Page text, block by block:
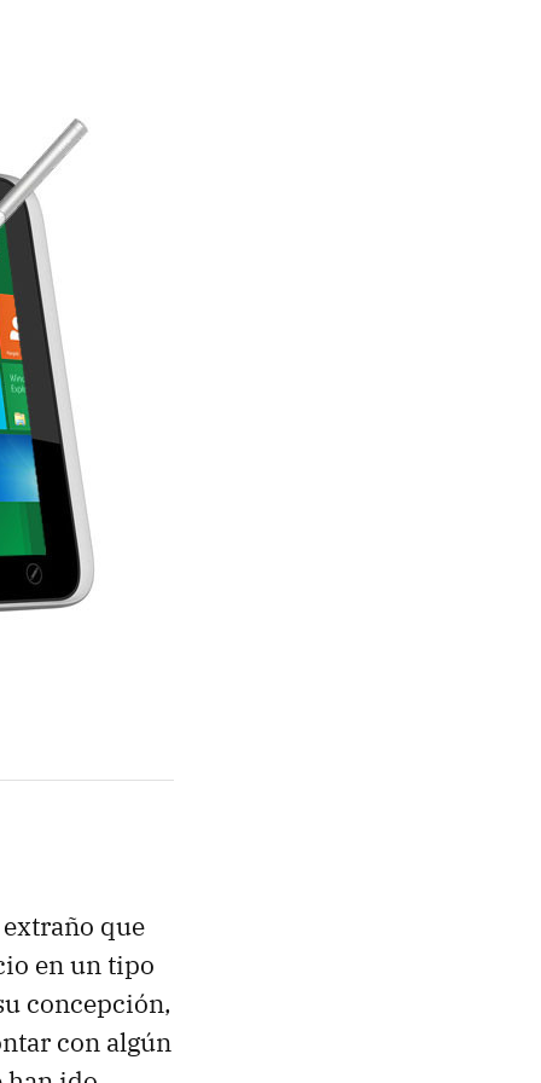
que
en un tipo
concepción,
con algún